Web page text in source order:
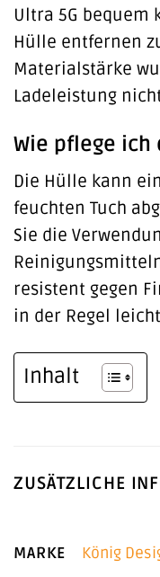
Ultra 5G bequem
Hülle entfernen
Materialstärke
Ladeleistung
Wie pflege
Die Hülle kann
feuchten Tuch
Sie die
resistent gegen
in der Regel
Inhalt
ZUSÄTZLICHE
MARKE König